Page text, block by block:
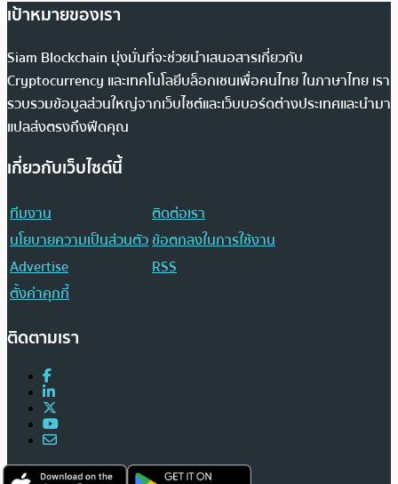
เป้าหมายของเรา
Siam Blockchain มุ่งมั่นที่จะช่วยนำเสนอสารเกี่ยวกับ
Cryptocurrency และเทคโนโลยีบล็อกเชนเพื่อคนไทย ในภาษาไทย เรา
รวบรวมข้อมูลส่วนใหญ่จากเว็บไซต์และเว็บบอร์ดต่างประเทศและนำมา
แปลส่งตรงถึงฟีดคุณ
เกี่ยวกับเว็บไซต์นี้
ทีมงาน
ติดต่อเรา
นโยบายความเป็นส่วนตัวข้อตกลงในการใช้งาน
Advertise
RSS
ตั้งค่าคุกกี้
ติดตามเรา